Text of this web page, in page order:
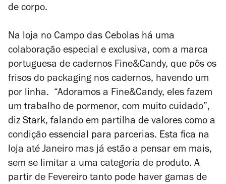
de corpo.
Na loja no Campo das Cebolas há uma
colaboração especial e exclusiva, com a marca
portuguesa de cadernos Fine&Candy, que pôs os
frisos do packaging nos cadernos, havendo um
por linha. “Adoramos a Fine&Candy, eles fazem
um trabalho de pormenor, com muito cuidado”,
diz Stark, falando em partilha de valores como a
condição essencial para parcerias. Esta fica na
loja até Janeiro mas já estão a pensar em mais,
sem se limitar a uma categoria de produto. A
partir de Fevereiro tanto pode haver gamas de